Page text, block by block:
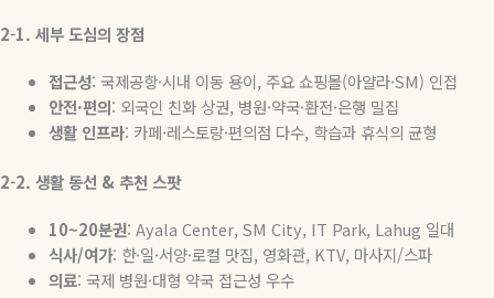
2-1. 세부 도심의 장점
접근성: 국제공항·시내 이동 용이, 주요 쇼핑몰(아얄라·SM) 인접
안전·편의: 외국인 친화 상권, 병원·약국·환전·은행 밀집
생활 인프라: 카페·레스토랑·편의점 다수, 학습과 휴식의 균형
2-2. 생활 동선 & 추천 스팟
10~20분권: Ayala Center, SM City, IT Park, Lahug 일대
식사/여가: 한·일·서양·로컬 맛집, 영화관, KTV, 마사지/스파
의료: 국제 병원·대형 약국 접근성 우수